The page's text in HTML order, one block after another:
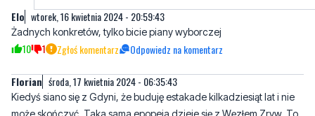
Elo wtorek, 16 kwietnia 2024 - 20:59:43
Żadnych konkretów, tylko bicie piany wyborczej
10 1 Zgłoś komentarz Odpowiedz na komentarz
Florian środa, 17 kwietnia 2024 - 06:35:43
Kiedyś siano się z Gdyni, że buduję estakade kilkadziesiąt lat i nie